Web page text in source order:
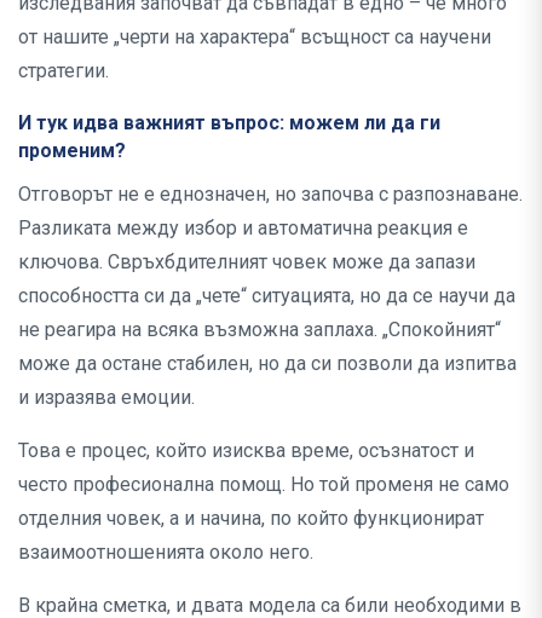
от нашите „черти на характера“ всъщност са научени
стратегии.
И тук идва важният въпрос: можем ли да ги
променим?
Отговорът не е еднозначен, но започва с разпознаване.
Разликата между избор и автоматична реакция е
ключова. Свръхбдителният човек може да запази
способността си да „чете“ ситуацията, но да се научи да
не реагира на всяка възможна заплаха. „Спокойният“
може да остане стабилен, но да си позволи да изпитва
и изразява емоции.
Това е процес, който изисква време, осъзнатост и
често професионална помощ. Но той променя не само
отделния човек, а и начина, по който функционират
взаимоотношенията около него.
В крайна сметка, и двата модела са били необходими в